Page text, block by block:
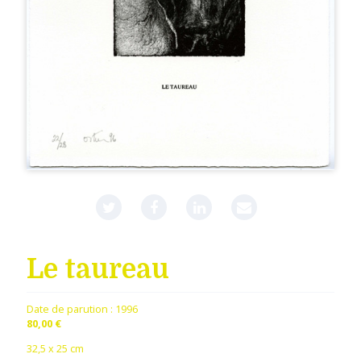
Le taureau
Date de parution : 1996
80,00 €
32,5 x 25 cm